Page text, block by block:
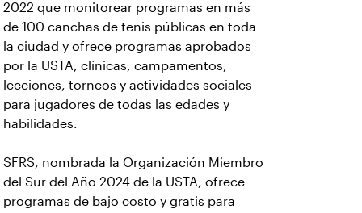
2022 que monitorear programas en más
de 100 canchas de tenis públicas en toda
la ciudad y ofrece programas aprobados
por la USTA, clínicas, campamentos,
lecciones, torneos y actividades sociales
para jugadores de todas las edades y
habilidades.
SFRS, nombrada la Organización Miembro
del Sur del Año 2024 de la USTA, ofrece
programas de bajo costo y gratis para